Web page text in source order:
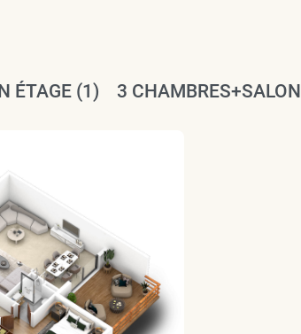
ÉTAGE (1) 3 CHAMBRES+SALON